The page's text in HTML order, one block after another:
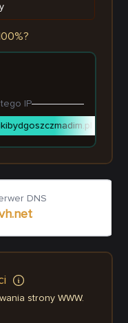
IP
DNS
strony WWW.